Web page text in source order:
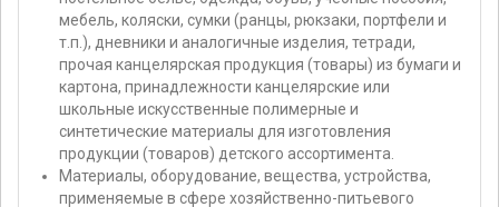
мебель, коляски, сумки (ранцы, рюкзаки, портфели и
т.п.), дневники и аналогичные изделия, тетради,
прочая канцелярская продукция (товары) из бумаги и
картона, принадлежности канцелярские или
школьные искусственные полимерные и
синтетические материалы для изготовления
продукции (товаров) детского ассортимента.
Материалы, оборудование, вещества, устройства,
применяемые в сфере хозяйственно-питьевого